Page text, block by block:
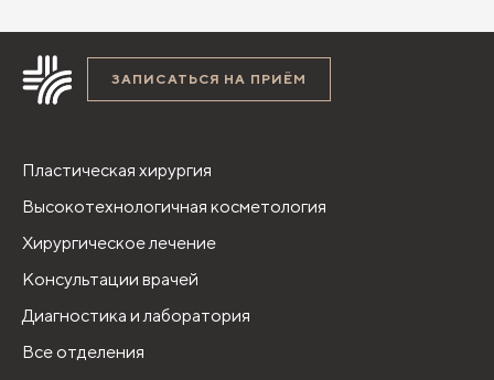
ЗАПИСАТЬСЯ НА ПРИЁМ
Пластическая хирургия
Высокотехнологичная косметология
Хирургическое лечение
Консультации врачей
Диагностика и лаборатория
Все отделения